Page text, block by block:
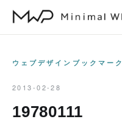
ウェブデザインブックマーク
2013-02-28
19780111